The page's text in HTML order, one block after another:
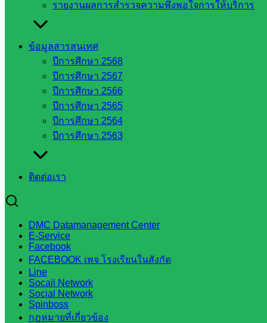
รายงานผลการสำรวจความพึงพอใจการให้บริการ
ข้อมูลสารสนเทศ
ปีการศึกษา 2568
ปีการศึกษา 2567
ปีการศึกษา 2566
ปีการศึกษา 2565
ปีการศึกษา 2564
ปีการศึกษา 2563
ติดต่อเรา
DMC Datamanagement Center
E-Service
Facebook
FACEBOOK เพจ โรงเรียนในสังกัด
Line
Socail Network
Social Network
Spinboss
กฎหมายที่เกี่ยวข้อง
สระแก้ว
เขต 1
สพป.สระแก้ว
เขต 2
โรงเรียน
ในสังกัด
สพป.สระแก้ว
เขต 1
โรงเรียน
สพป.สระแก้ว
เทคนิค
สระแก้ว
วิทยาลัย
เทคนิค
วังน้ำเย็น
กศน.สระแก้ว